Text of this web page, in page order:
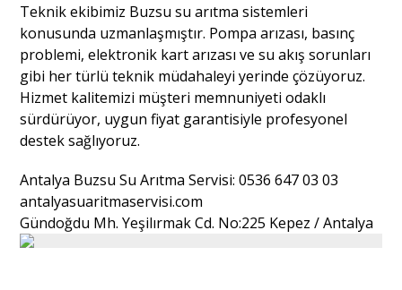
Teknik ekibimiz Buzsu su arıtma sistemleri
konusunda uzmanlaşmıştır. Pompa arızası, basınç
problemi, elektronik kart arızası ve su akış sorunları
gibi her türlü teknik müdahaleyi yerinde çözüyoruz.
Hizmet kalitemizi müşteri memnuniyeti odaklı
sürdürüyor, uygun fiyat garantisiyle profesyonel
destek sağlıyoruz.
Antalya Buzsu Su Arıtma Servisi: 0536 647 03 03
antalyasuaritmaservisi.com
Gündoğdu Mh. Yeşilırmak Cd. No:225 Kepez / Antalya